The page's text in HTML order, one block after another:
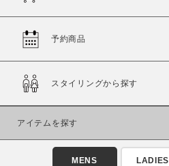
商品タイプ
通常商品
予約商品
スタイリングから探す
アイテムを探す
MENS LADIES